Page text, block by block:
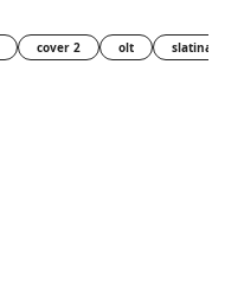
cover 2 olt slatina